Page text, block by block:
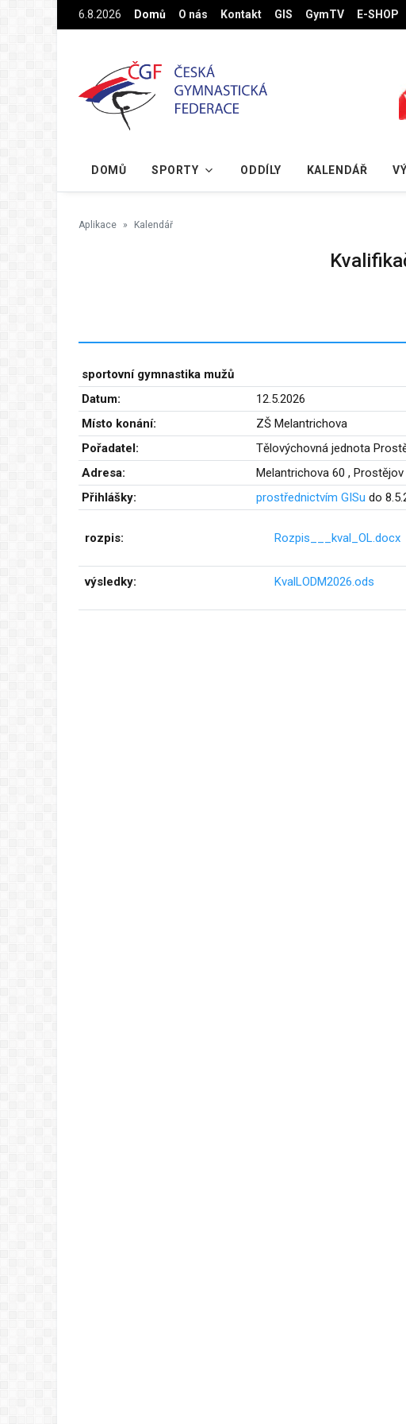
Na hlavní obsah6.8.2026 Domů O nás Kontakt GIS GymTV E-SHOP
DOMŮ SPORTY ODDÍLY KALENDÁŘ
Aplikace Kalendář
sportovní gymnastika mužů
Datum:
12.5.2026
Místo konání:
ZŠ Melantrichova
Pořadatel:
Tělovýchovná jednota
Adresa:
Melantrichova 60 , Prostějov
Přihlášky:
prostřednictvím GISu do
rozpis: Rozpis___kval_OL.docx
výsledky: KvalLODM2026.ods